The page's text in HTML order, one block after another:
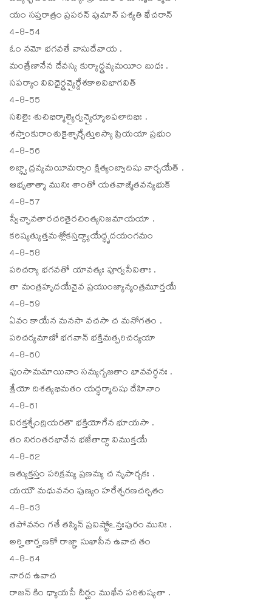
యం సప్తరాత్రం ప్రపఠన్ పుమాన్ పశ్యతి ఖేచరాన్
4-8-54
ఓం నమో భగవతే వాసుదేవాయ .
మంత్రేణానేన దేవస్య కుర్యాద్ద్రవ్యమయీం బుధః .
సపర్యాం వివిధైర్ద్రవ్యైర్దేశకాలవిభాగవిత్
4-8-55
సలిలైః శుచిభిర్మాల్యైర్వన్యైర్మూలఫలాదిభిః .
శస్తాంకురాంశుకైశ్చార్చేత్తులస్యా ప్రియయా ప్రభుం
4-8-56
లబ్ధ్వా ద్రవ్యమయీమర్చాం క్షిత్యంబ్వాదిషు వార్చయేత్ .
ఆభృతాత్మా మునిః శాంతో యతవాఙ్మితవన్యభుక్
4-8-57
స్వేచ్ఛావతారచరితైరచింత్యనిజమాయయా .
కరిష్యత్యుత్తమశ్లోకస్తద్ధ్యాయేద్ధృదయంగమం
4-8-58
పరిచర్యా భగవతో యావత్యః పూర్వసేవితాః .
తా మంత్రహృదయేనైవ ప్రయుంజ్యాన్మంత్రమూర్తయే
4-8-59
ఏవం కాయేన మనసా వచసా చ మనోగతం .
పరిచర్యమాణో భగవాన్ భక్తిమత్పరిచర్యయా
4-8-60
పుంసామమాయినాం సమ్యగ్భజతాం భావవర్ధనః .
శ్రేయో దిశత్యభిమతం యద్ధర్మాదిషు దేహినాం
4-8-61
విరక్తశ్చేంద్రియరతౌ భక్తియోగేన భూయసా .
తం నిరంతరభావేన భజేతాద్ధా విముక్తయే
4-8-62
ఇత్యుక్తస్తం పరిక్రమ్య ప్రణమ్య చ నృపార్భకః .
యయౌ మధువనం పుణ్యం హరేశ్చరణచర్చితం
4-8-63
తపోవనం గతే తస్మిన్ ప్రవిష్టోఽన్తఃపురం మునిః .
అర్హితార్హణకో రాజ్ఞా సుఖాసీన ఉవాచ తం
4-8-64
నారద ఉవాచ
రాజన్ కిం ధ్యాయసే దీర్ఘం ముఖేన పరిశుష్యతా .